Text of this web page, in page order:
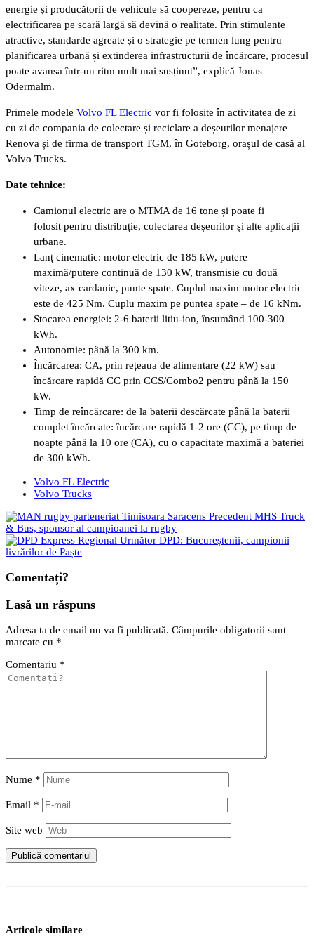
energie și producătorii de vehicule să coopereze, pentru ca
electrificarea pe scară largă să devină o realitate. Prin stimulente
atractive, standarde agreate și o strategie pe termen lung pentru
planificarea urbană și extinderea infrastructurii de încărcare, procesul
poate avansa într-un ritm mult mai susținut”, explică Jonas
Odermalm.
Primele modele Volvo FL Electric vor fi folosite în activitatea de zi
cu zi de compania de colectare și reciclare a deșeurilor menajere
Renova și de firma de transport TGM, în Goteborg, orașul de casă al
Volvo Trucks.
Date tehnice:
Camionul electric are o MTMA de 16 tone și poate fi
folosit pentru distribuție, colectarea deșeurilor și alte aplicații
urbane.
Lanț cinematic: motor electric de 185 kW, putere
maximă/putere continuă de 130 kW, transmisie cu două
viteze, ax cardanic, punte spate. Cuplul maxim motor electric
este de 425 Nm. Cuplu maxim pe puntea spate – de 16 kNm.
Stocarea energiei: 2-6 baterii litiu-ion, însumând 100-300
kWh.
Autonomie: până la 300 km.
Încărcarea: CA, prin rețeaua de alimentare (22 kW) sau
încărcare rapidă CC prin CCS/Combo2 pentru până la 150
kW.
Timp de reîncărcare: de la baterii descărcate până la baterii
complet încărcate: încărcare rapidă 1-2 ore (CC), pe timp de
noapte până la 10 ore (CA), cu o capacitate maximă a bateriei
de 300 kWh.
Volvo FL Electric
Volvo Trucks
Precedent MHS Truck
& Bus, sponsor al campioanei la rugby
Următor DPD: Bucureștenii, campionii
livrărilor de Paște
Comentați?
Lasă un răspuns
Adresa ta de email nu va fi publicată. Câmpurile obligatorii sunt
marcate cu *
Comentariu *
Nume *
Email *
Site web
Articole similare